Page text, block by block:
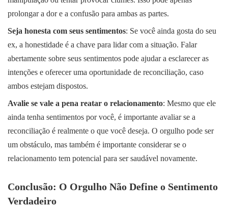
prolongar a dor e a confusão para ambas as partes.
Seja honesta com seus sentimentos: Se você ainda gosta do seu
ex, a honestidade é a chave para lidar com a situação. Falar
abertamente sobre seus sentimentos pode ajudar a esclarecer as
intenções e oferecer uma oportunidade de reconciliação, caso
ambos estejam dispostos.
Avalie se vale a pena reatar o relacionamento: Mesmo que ele
ainda tenha sentimentos por você, é importante avaliar se a
reconciliação é realmente o que você deseja. O orgulho pode ser
um obstáculo, mas também é importante considerar se o
relacionamento tem potencial para ser saudável novamente.
Conclusão: O Orgulho Não Define o Sentimento
Verdadeiro